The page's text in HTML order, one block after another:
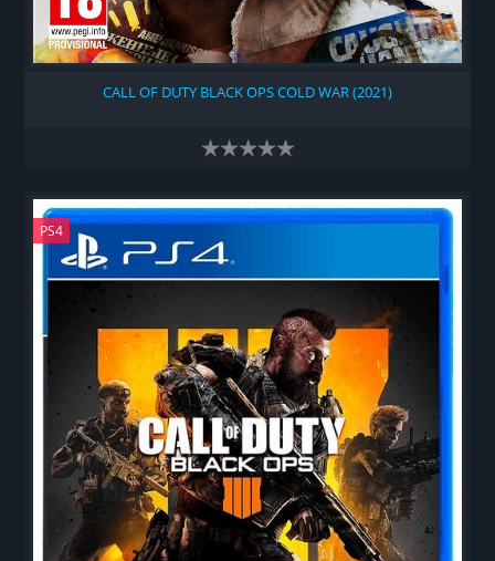
CALL OF DUTY BLACK OPS COLD WAR (2021)
PS4